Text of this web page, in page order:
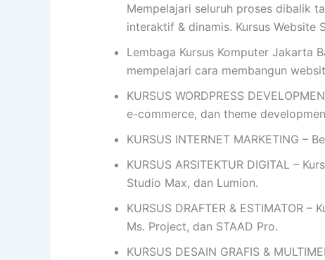
Mempelajari seluruh proses dibalik
interaktif & dinamis. Kursus Website
Lembaga Kursus Komputer Jakarta
mempelajari cara membangun
KURSUS WORDPRESS
e-commerce, dan theme
KURSUS INTERNET MARKETING
KURSUS ARSITEKTUR DIGITAL –
Studio Max, dan Lumion.
KURSUS DRAFTER & ESTIMATOR
Ms. Project, dan STAAD Pro.
KURSUS DESAIN GRAFIS &